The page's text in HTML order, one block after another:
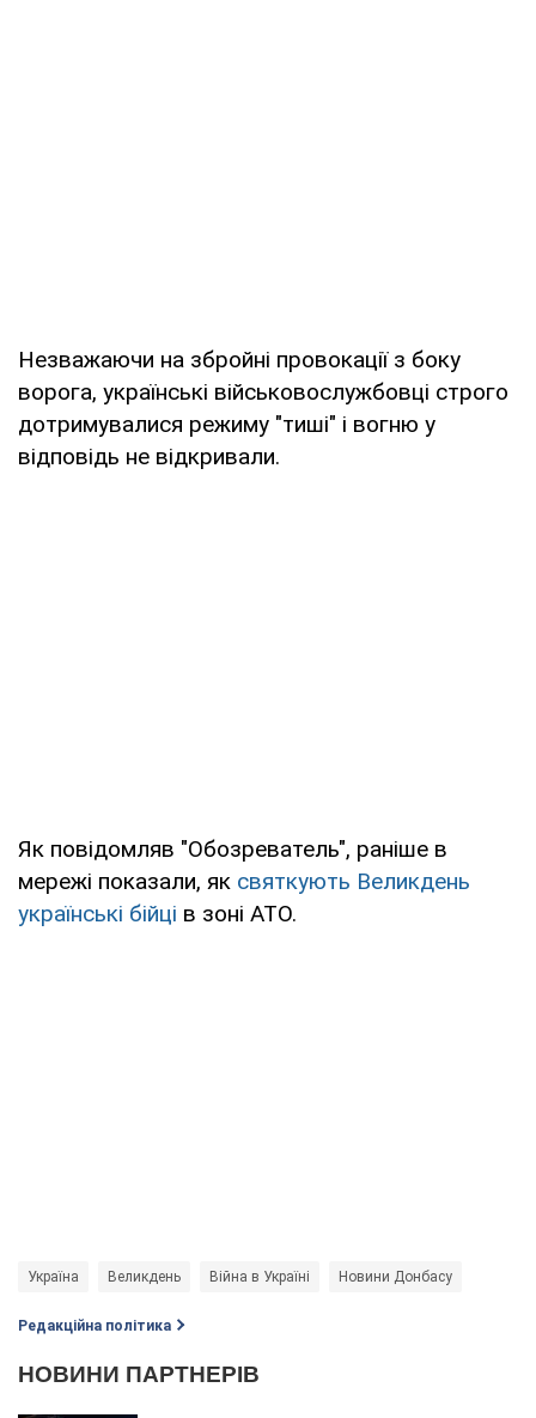
Незважаючи на збройні провокації з боку
ворога, українські військовослужбовці строго
дотримувалися режиму "тиші" і вогню у
відповідь не відкривали.
Як повідомляв "Обозреватель", раніше в
мережі показали, як святкують Великдень
українські бійці в зоні АТО.
Україна Великдень Війна в Україні Новини Донбасу
Редакційна політика